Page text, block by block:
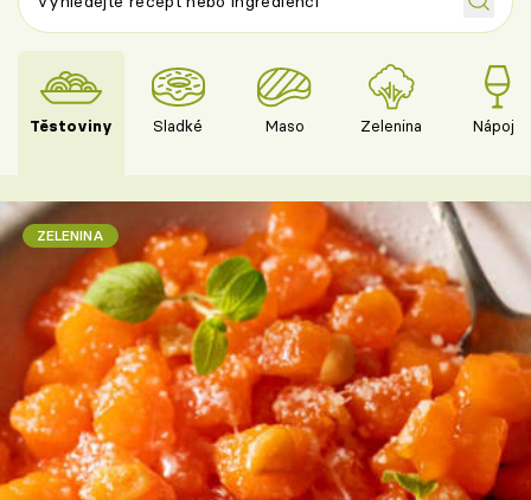
Těstoviny Sladké Maso Zelenina Nápoje
ZELENINA